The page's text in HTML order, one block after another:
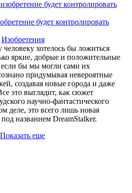
будет контролировать
Изобретения
хотелось бы ложиться
яркие, добрые и положительные
бы мы могли сами их
придумывая невероятные
создавая новые города и даже
это выглядит, как сюжет
научно-фантастического
деле, это всего лишь новая
названием DreamStalker.
Показать еще